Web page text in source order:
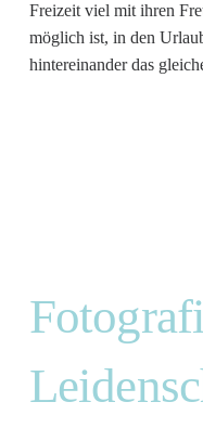
Freizeit viel mit ihren
möglich ist, in den
hintereinander das